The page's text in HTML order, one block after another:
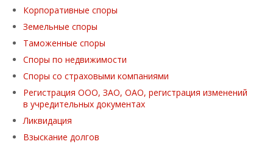
Корпоративные споры
Земельные споры
Таможенные споры
Споры по недвижимости
Споры со страховыми компаниями
Регистрация ООО, ЗАО, ОАО, регистрация изменений
в учредительных документах
Ликвидация
Взыскание долгов